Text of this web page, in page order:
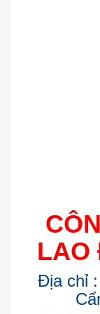
LAO
Địa chỉ